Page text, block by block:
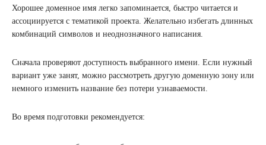
Хорошее доменное имя легко запоминается, быстро читается и
ассоциируется с тематикой проекта. Желательно избегать длинных
комбинаций символов и неоднозначного написания.
Сначала проверяют доступность выбранного имени. Если нужный
вариант уже занят, можно рассмотреть другую доменную зону или
немного изменить название без потери узнаваемости.
Во время подготовки рекомендуется: